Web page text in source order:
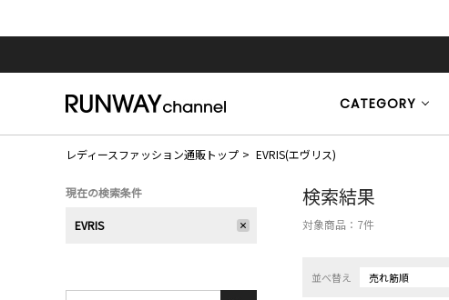
CATEGORY
レディースファッション通販トップ EVRIS(エヴリス)
検索結果
対象商品： 7件
並べ替え 売れ筋順
現在の検索条件
EVRIS